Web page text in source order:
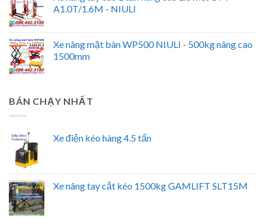
A1.0T/1.6M - NIULI
Xe nâng mặt bàn WP500 NIULI - 500kg nâng cao
1500mm
BÁN CHẠY NHẤT
Xe điện kéo hàng 4.5 tấn
Xe nâng tay cắt kéo 1500kg GAMLIFT SLT15M